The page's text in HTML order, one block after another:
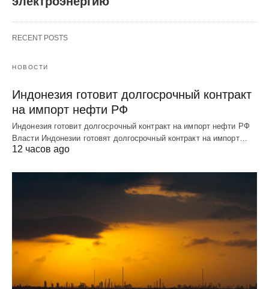
RECENT POSTS
НОВОСТИ
Индонезия готовит долгосрочный контракт
на импорт нефти РФ
Индонезия готовит долгосрочный контракт на импорт нефти РФ
Власти Индонезии готовят долгосрочный контракт на импорт…
12 часов ago